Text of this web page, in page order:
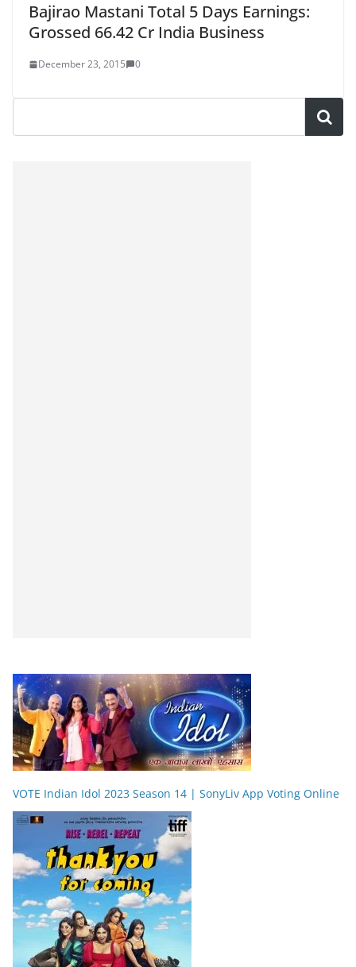
Bajirao Mastani Total 5 Days Earnings:
Grossed 66.42 Cr India Business
December 23, 2015 0
VOTE Indian Idol 2023 Season 14 | SonyLiv App Voting Online